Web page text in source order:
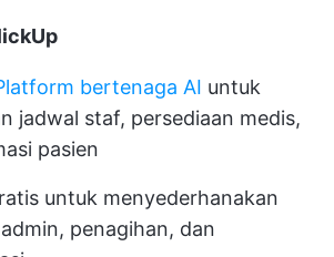
bertenaga AI untuk
jadwal staf, persediaan medis,
pasien
untuk menyederhanakan
penagihan, dan